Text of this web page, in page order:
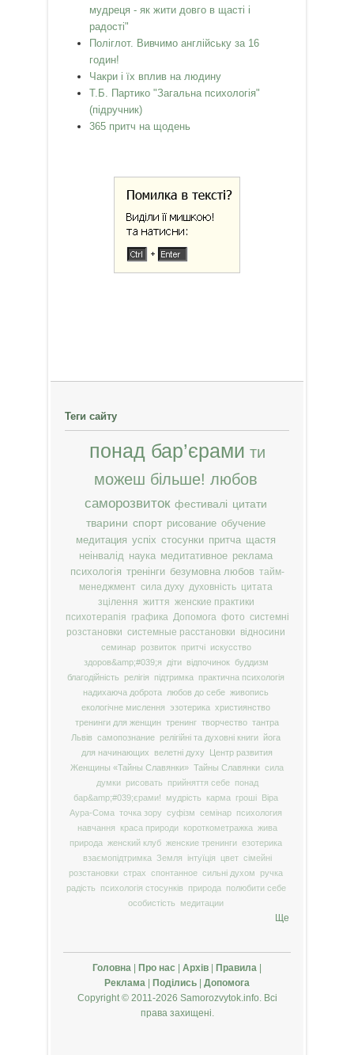
мудреця - як жити довго в щасті і
радості"
Поліглот. Вивчимо англійську за 16
годин!
Чакри і їх вплив на людину
Т.Б. Партико "Загальна психологія"
(підручник)
365 притч на щодень
Теги сайту
понад бар’єрами ти
можеш більше! любов
саморозвиток фестивалі цитати
тварини спорт рисование обучение
медитация успіх стосунки притча щастя
неінвалід наука медитативное реклама
психологія тренінги безумовна любов тайм-
менеджмент сила духу духовність цитата
зцілення життя женские практики
психотерапія графика Допомога фото системні
розстановки системные расстановки відносини
семинар розвиток притчі
искусство
здоров&amp;#039;я
діти відпочинок буддизм
благодійність
релігія підтримка
практична психологія
надихаюча доброта
любов до себе живопись
екологічне мислення
эзотерика християнство
тренинги для женщин тренинг творчество тантра
Львів самопознание релігійні та духовні книги йога
для начинающих
велетні духу
Центр развития
Женщины «Тайны Славянки» Тайны Славянки сила
думки
рисовать прийняття себе
понад
бар&amp;#039;єрами!
мудрість карма гроші
Віра
Аура-Сома точка зору суфізм семінар психология
навчання
краса природи короткометражка жива
природа женский клуб женские тренинги езотерика
взаємопідтримка Земля інтуїція цвет сімейні
розстановки страх спонтанное сильні духом
ручка
радість
психологія стосунків природа
полюбити себе
особистість
медитации
Ще
Головна Про нас Архів Правила
Реклама
Поділись
Допомога
Copyright © 2011-2026 Samorozvytok.info. Всі
права захищені.